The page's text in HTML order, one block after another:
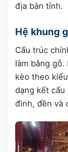
địa bàn tỉnh.
Hệ khung
Cấu trúc
làm bằng
kèo theo
dạng kết
đình, đền và